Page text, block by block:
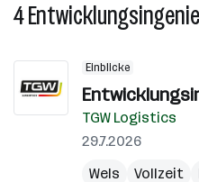
4
Einblicke
TGW Logistics
29.7.2026
Wels
Vollzeit